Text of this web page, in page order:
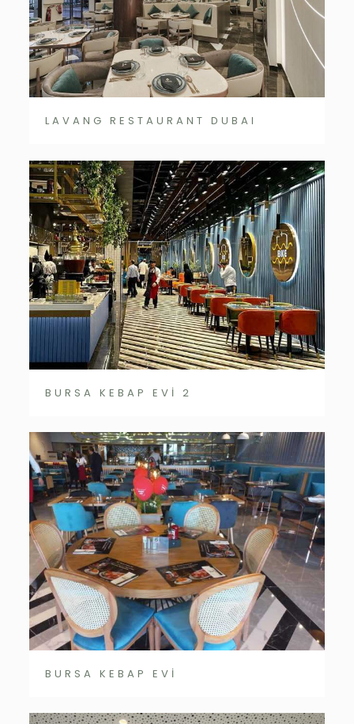
LAVANG RESTAURANT DUBAI
BURSA KEBAP EVİ 2
BURSA KEBAP EVİ